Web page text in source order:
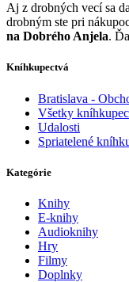
Aj z drobných vecí sa
drobným ste pri
na Dobrého Anjela.
Kníhkupectvá
Bratislava -
Všetky
Udalosti
Spriatelené
Kategórie
Knihy
E-knihy
Audioknihy
Hry
Filmy
Doplnky